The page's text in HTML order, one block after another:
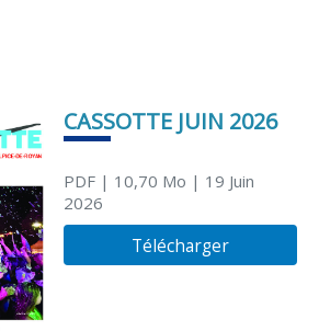
CASSOTTE JUIN 2026
PDF| 10,70 Mo | 19 Juin
2026
Télécharger